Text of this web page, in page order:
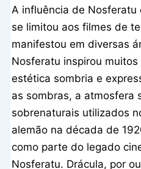
A influência de Nosferatu
se limitou aos filmes de
manifestou em diversas
Nosferatu inspirou
estética sombria e
as sombras, a atmosfera
sobrenaturais utilizados
alemão na década de
como parte do legado
Nosferatu. Drácula, por